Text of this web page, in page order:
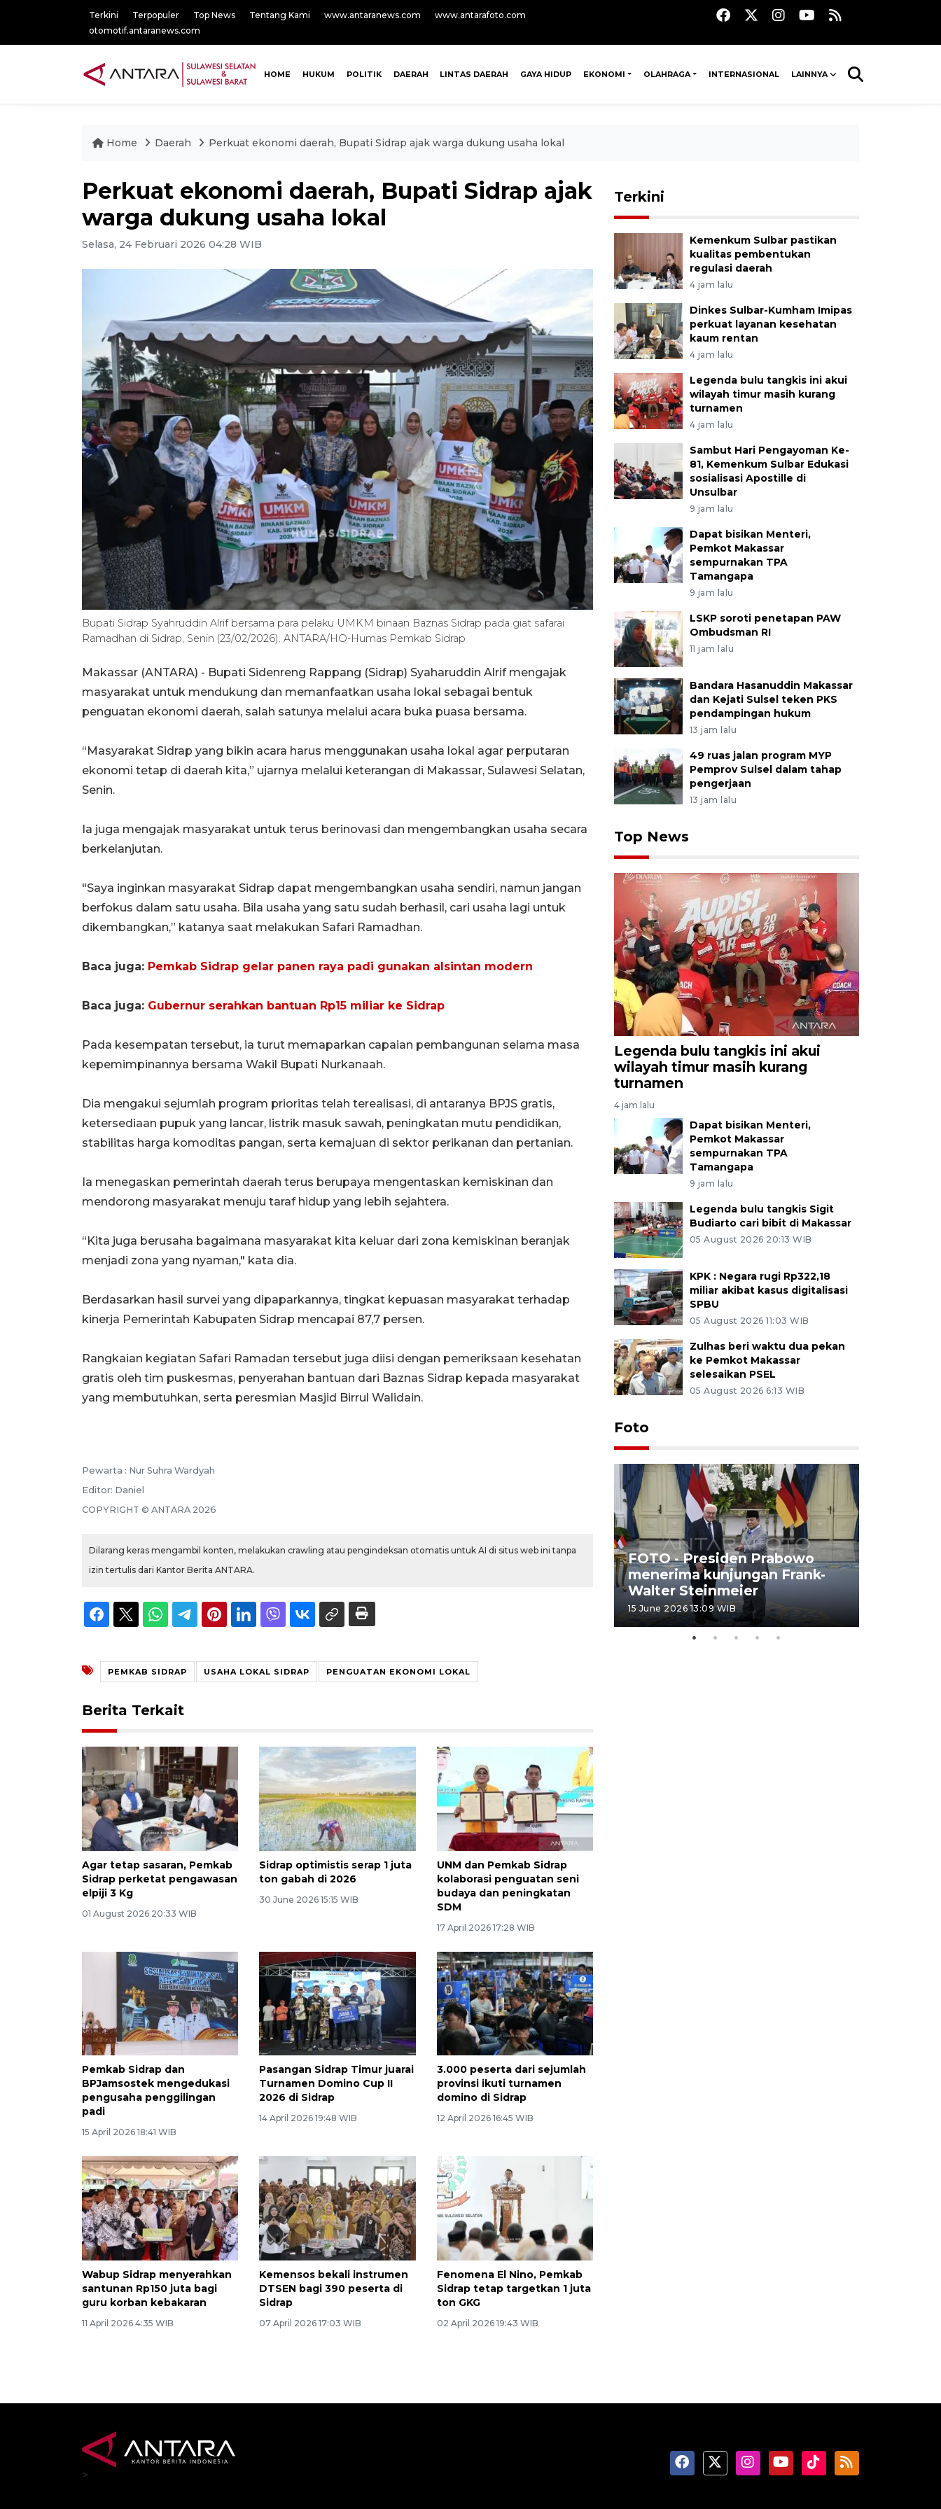
Terkini Terpopuler Top News Tentang Kami www.antaranews.com
www.antarafoto.com
otomotif.antaranews.com
HOME HUKUM POLITIK DAERAH LINTAS DAERAH GAYA HIDUP EKONOMI OLAHRAGA INTERNASIONAL LAINNYA
Home Daerah Perkuat ekonomi daerah, Bupati Sidrap ajak warga dukung usaha lokal
Perkuat ekonomi daerah, Bupati Sidrap ajak
warga dukung usaha lokal
Selasa, 24 Februari 2026 04:28 WIB
Bupati Sidrap Syahruddin Alrif bersama para pelaku UMKM binaan Baznas Sidrap pada giat safarai
Ramadhan di Sidrap, Senin (23/02/2026). ANTARA/HO-Humas Pemkab Sidrap
Makassar (ANTARA) - Bupati Sidenreng Rappang (Sidrap) Syaharuddin Alrif mengajak
masyarakat untuk mendukung dan memanfaatkan usaha lokal sebagai bentuk
penguatan ekonomi daerah, salah satunya melalui acara buka puasa bersama.
“Masyarakat Sidrap yang bikin acara harus menggunakan usaha lokal agar perputaran
ekonomi tetap di daerah kita,” ujarnya melalui keterangan di Makassar, Sulawesi Selatan,
Senin.
Ia juga mengajak masyarakat untuk terus berinovasi dan mengembangkan usaha secara
berkelanjutan.
"Saya inginkan masyarakat Sidrap dapat mengembangkan usaha sendiri, namun jangan
berfokus dalam satu usaha. Bila usaha yang satu sudah berhasil, cari usaha lagi untuk
dikembangkan,” katanya saat melakukan Safari Ramadhan.
Baca juga: Pemkab Sidrap gelar panen raya padi gunakan alsintan modern
Baca juga: Gubernur serahkan bantuan Rp15 miliar ke Sidrap
Pada kesempatan tersebut, ia turut memaparkan capaian pembangunan selama masa
kepemimpinannya bersama Wakil Bupati Nurkanaah.
Dia mengakui sejumlah program prioritas telah terealisasi, di antaranya BPJS gratis,
ketersediaan pupuk yang lancar, listrik masuk sawah, peningkatan mutu pendidikan,
stabilitas harga komoditas pangan, serta kemajuan di sektor perikanan dan pertanian.
Ia menegaskan pemerintah daerah terus berupaya mengentaskan kemiskinan dan
mendorong masyarakat menuju taraf hidup yang lebih sejahtera.
“Kita juga berusaha bagaimana masyarakat kita keluar dari zona kemiskinan beranjak
menjadi zona yang nyaman," kata dia.
Berdasarkan hasil survei yang dipaparkannya, tingkat kepuasan masyarakat terhadap
kinerja Pemerintah Kabupaten Sidrap mencapai 87,7 persen.
Rangkaian kegiatan Safari Ramadan tersebut juga diisi dengan pemeriksaan kesehatan
gratis oleh tim puskesmas, penyerahan bantuan dari Baznas Sidrap kepada masyarakat
yang membutuhkan, serta peresmian Masjid Birrul Walidain.
Pewarta : Nur Suhra Wardyah
Editor: Daniel
COPYRIGHT © ANTARA 2026
Dilarang keras mengambil konten, melakukan crawling atau pengindeksan otomatis untuk AI di situs web ini tanpa
izin tertulis dari Kantor Berita ANTARA.
PEMKAB SIDRAP USAHA LOKAL SIDRAP PENGUATAN EKONOMI LOKAL
Berita Terkait
Agar tetap sasaran, Pemkab
Sidrap perketat pengawasan
elpiji 3 Kg
01 August 2026 20:33 WIB
Sidrap optimistis serap 1 juta
ton gabah di 2026
30 June 2026 15:15 WIB
UNM dan Pemkab Sidrap
kolaborasi penguatan seni
budaya dan peningkatan
SDM
17 April 2026 17:28 WIB
Pemkab Sidrap dan
BPJamsostek mengedukasi
pengusaha penggilingan
padi
15 April 2026 18:41 WIB
Pasangan Sidrap Timur juarai
Turnamen Domino Cup II
2026 di Sidrap
14 April 2026 19:48 WIB
3.000 peserta dari sejumlah
provinsi ikuti turnamen
domino di Sidrap
12 April 2026 16:45 WIB
Wabup Sidrap menyerahkan
santunan Rp150 juta bagi
guru korban kebakaran
11 April 2026 4:35 WIB
Kemensos bekali instrumen
DTSEN bagi 390 peserta di
Sidrap
07 April 2026 17:03 WIB
Fenomena El Nino, Pemkab
Sidrap tetap targetkan 1 juta
ton GKG
02 April 2026 19:43 WIB
Terkini
Kemenkum Sulbar pastikan
kualitas pembentukan
regulasi daerah
4 jam lalu
Dinkes Sulbar-Kumham Imipas
perkuat layanan kesehatan
kaum rentan
4 jam lalu
Legenda bulu tangkis ini akui
wilayah timur masih kurang
turnamen
4 jam lalu
Sambut Hari Pengayoman Ke-
81, Kemenkum Sulbar Edukasi
sosialisasi Apostille di
Unsulbar
9 jam lalu
Dapat bisikan Menteri,
Pemkot Makassar
sempurnakan TPA
Tamangapa
9 jam lalu
LSKP soroti penetapan PAW
Ombudsman RI
11 jam lalu
Bandara Hasanuddin Makassar
dan Kejati Sulsel teken PKS
pendampingan hukum
13 jam lalu
49 ruas jalan program MYP
Pemprov Sulsel dalam tahap
pengerjaan
13 jam lalu
Top News
Legenda bulu tangkis ini akui
wilayah timur masih kurang
turnamen
4 jam lalu
Dapat bisikan Menteri,
Pemkot Makassar
sempurnakan TPA
Tamangapa
9 jam lalu
Legenda bulu tangkis Sigit
Budiarto cari bibit di Makassar
05 August 2026 20:13 WIB
KPK : Negara rugi Rp322,18
miliar akibat kasus digitalisasi
SPBU
05 August 2026 11:03 WIB
Zulhas beri waktu dua pekan
ke Pemkot Makassar
selesaikan PSEL
05 August 2026 6:13 WIB
Foto
FOTO - Kirab memperingati
FOTO - Presiden Prabowo
menerima kunjungan Frank-
Walter Steinmeier
15 June 2026 13:09 WIB
>